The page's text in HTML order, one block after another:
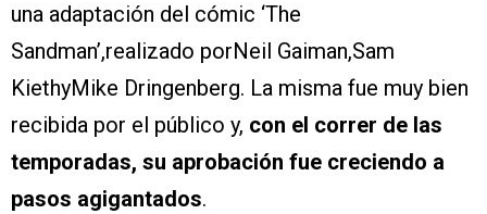
una adaptación del cómic ‘The
Sandman’,realizado porNeil Gaiman,Sam
KiethyMike Dringenberg. La misma fue muy bien
recibida por el público y, con el correr de las
temporadas, su aprobación fue creciendo a
pasos agigantados.